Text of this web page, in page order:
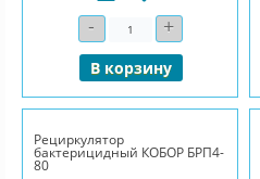
- Количество+
В корзину
Рециркулятор
бактерицидный КОБОР БРП4-
80